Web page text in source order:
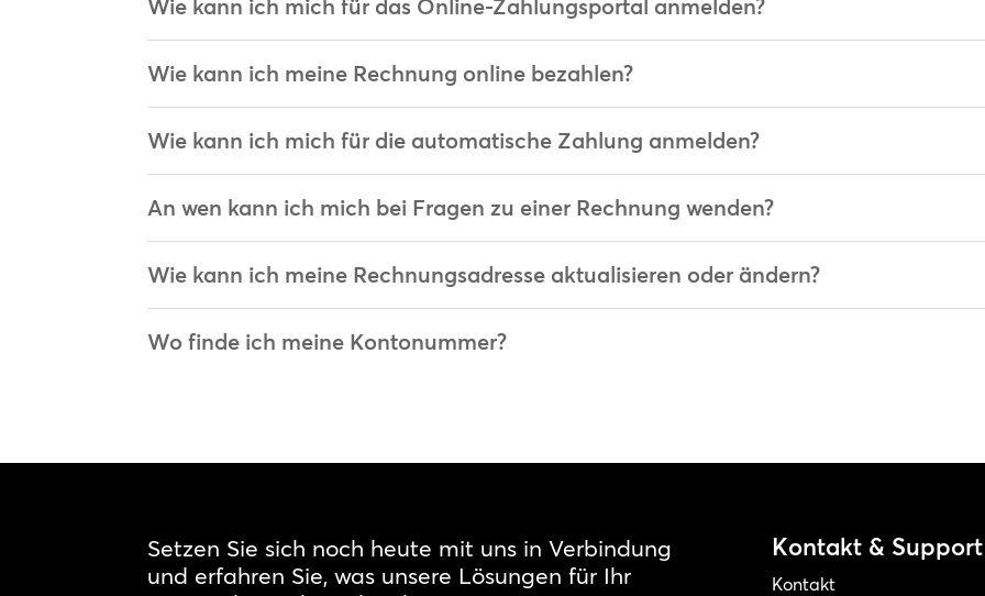
Wie kann ich mich für das Online-Zahlungsportal anmelden?
Wie kann ich meine Rechnung online bezahlen?
Wie kann ich mich für die automatische Zahlung anmelden?
An wen kann ich mich bei Fragen zu einer Rechnung wenden?
Wie kann ich meine Rechnungsadresse aktualisieren oder ändern?
Wo finde ich meine Kontonummer?
Setzen Sie sich noch heute mit uns in Verbindung
und erfahren Sie, was unsere Lösungen für Ihr
Kontakt & Support
Kontakt